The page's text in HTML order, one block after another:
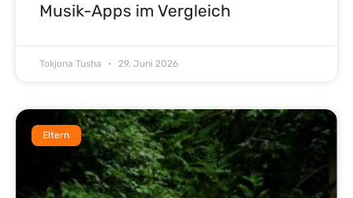
Musik-Apps im Vergleich
Tokjona Tusha 29. Juni 2026
Eltern